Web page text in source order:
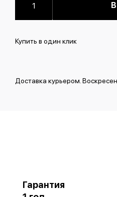
Купить в один клик
Доставка курьером.
Гарантия